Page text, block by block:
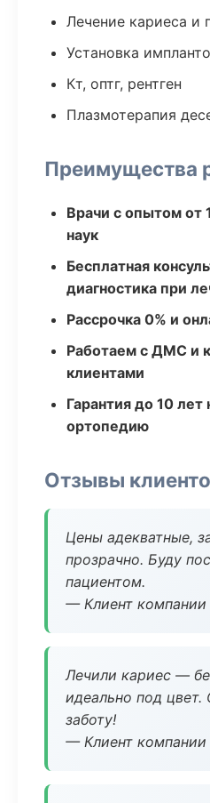
Лечение кариеса и
Установка
Кт, оптг, рентген
Плазмотерапия
Преимущества
Врачи с опытом от
наук
Бесплатная
диагностика при
Рассрочка 0% и
Работаем с ДМС и
клиентами
Гарантия до 10
ортопедию
Отзывы
Цены адекватные,
прозрачно. Буду
пациентом.
— Клиент компании
Лечили кариес —
идеально под цвет.
заботу!
— Клиент компании